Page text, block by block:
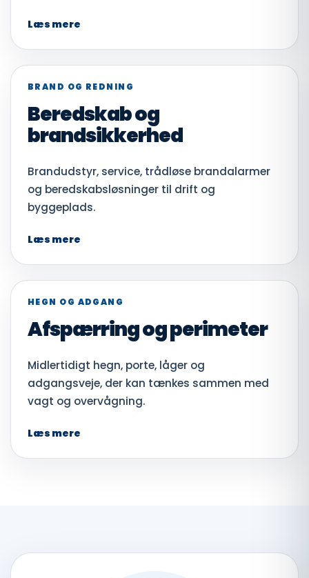
Læs mere
BRAND OG REDNING
Beredskab og
brandsikkerhed
Brandudstyr, service, trådløse brandalarmer
og beredskabsløsninger til drift og
byggeplads.
Læs mere
HEGN OG ADGANG
Afspærring og perimeter
Midlertidigt hegn, porte, låger og
adgangsveje, der kan tænkes sammen med
vagt og overvågning.
Læs mere